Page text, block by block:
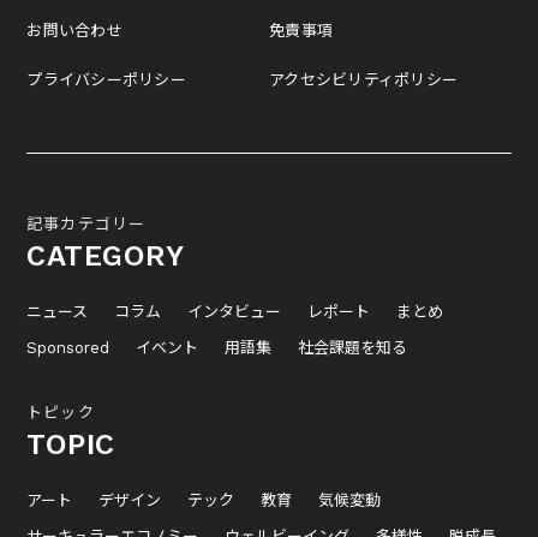
お問い合わせ
プライバシーポリシー
免責事項
アクセシビリティポリシー
記事カテゴリー
CATEGORY
ニュース コラム インタビュー レポート
まとめ
Sponsored
イベント 用語集 社会課題を知る
トピック
TOPIC
アート デザイン テック 教育
気候変動